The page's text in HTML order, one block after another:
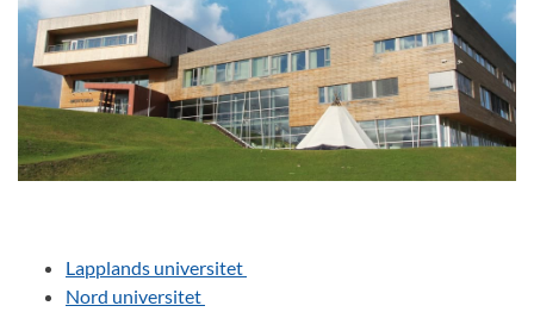
Lapplands universitet
Nord universitet